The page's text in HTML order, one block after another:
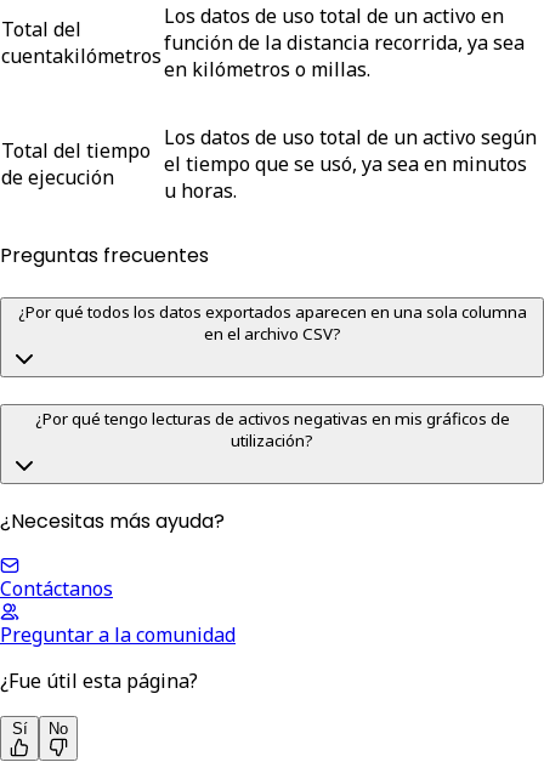
Total del
cuentakilómetros
Los datos de uso total de un activo en
función de la distancia recorrida, ya sea
en kilómetros o millas.
Total del tiempo
de ejecución
Los datos de uso total de un activo según
el tiempo que se usó, ya sea en minutos
u horas.
Preguntas frecuentes
¿Por qué todos los datos exportados aparecen en una sola columna
en el archivo CSV?
¿Por qué tengo lecturas de activos negativas en mis gráficos de
utilización?
¿Necesitas más ayuda?
Contáctanos
Preguntar a la comunidad
¿Fue útil esta página?
Sí No